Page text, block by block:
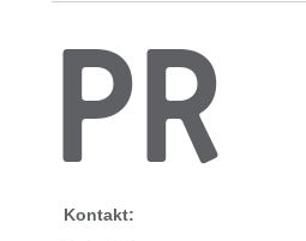
PR
Kontakt: